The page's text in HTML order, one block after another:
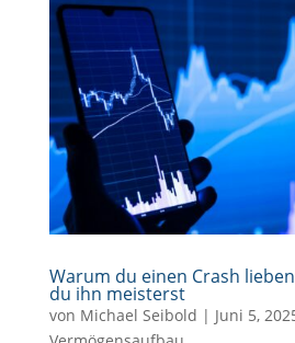
Warum du einen Crash
du ihn meisterst
von Michael Seibold | Juni 5,